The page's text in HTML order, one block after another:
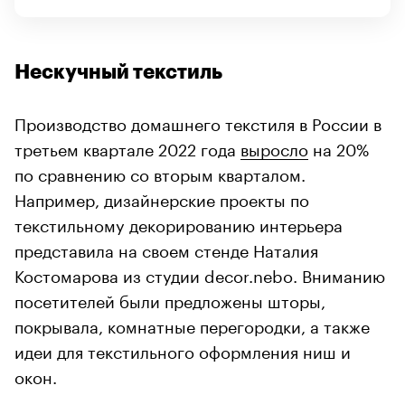
Нескучный текстиль
Производство домашнего текстиля в России в
третьем квартале 2022 года выросло на 20%
по сравнению со вторым кварталом.
Например, дизайнерские проекты по
текстильному декорированию интерьера
представила на своем стенде Наталия
Костомарова из студии decor.nebo. Вниманию
посетителей были предложены шторы,
покрывала, комнатные перегородки, а также
идеи для текстильного оформления ниш и
окон.